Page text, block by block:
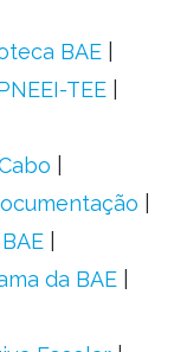
BAE
TEE
da BAE